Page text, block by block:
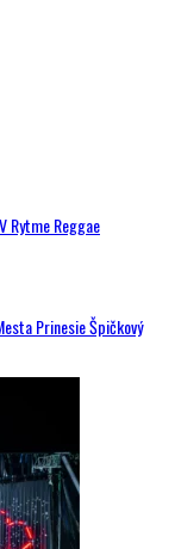
Rytme Reggae
Prinesie Špičkový